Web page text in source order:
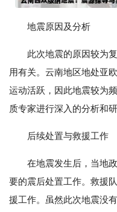
地震原因及分析
此次地震的原因较为
用有关。云南地区地处亚
运动活跃，因此地震较为
质专家进行深入的分析和研
后续处置与救援工作
在地震发生后，当地
要的震后处置工作。救援
援工作。虽然此次地震没